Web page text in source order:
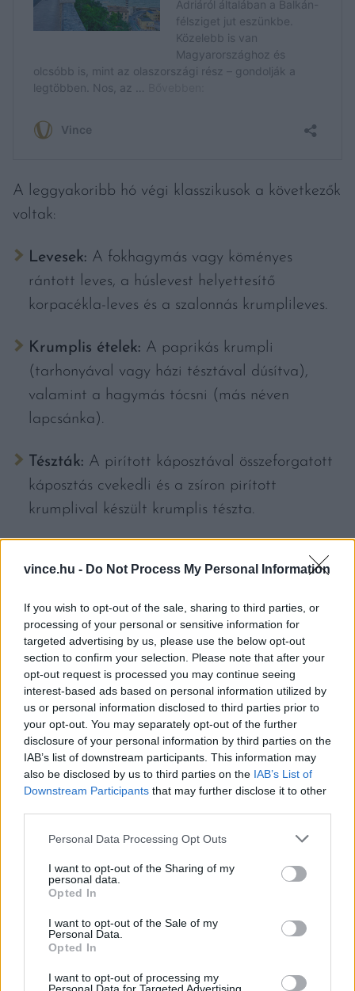
vince.hu - Do Not Process My Personal Information
If you wish to opt-out of the sale, sharing to third parties, or
processing of your personal or sensitive information for
targeted advertising by us, please use the below opt-out
section to confirm your selection. Please note that after your
opt-out request is processed you may continue seeing
interest-based ads based on personal information utilized by
us or personal information disclosed to third parties prior to
your opt-out. You may separately opt-out of the further
disclosure of your personal information by third parties on the
IAB’s list of downstream participants. This information may
also be disclosed by us to third parties on the IAB’s List of
Downstream Participants that may further disclose it to other
Please note that this website/app uses one or more Google
not limited to your visit or usage behaviour. You may click to
grant or deny consent to Google and its third-party tags to
use your data for below specified purposes in below Google
consent section.
Personal Data Processing Opt Outs
I want to opt-out of the Sharing of my
personal data.
Opted In
I want to opt-out of the Sale of my
Personal Data.
Opted In
I want to opt-out of processing my
A leggyakoribb hó végi klasszikusok a következők
voltak:
Levesek: A fokhagymás vagy köményes
rántott leves, a húslevest helyettesítő
korpacékla-leves és a szalonnás krumplileves.
Krumplis ételek: A paprikás krumpli
(tarhonyával vagy házi tésztával dúsítva),
valamint a hagymás tócsni (más néven
lapcsánka).
Tészták: A pirított káposztával összeforgatott
káposztás cvekedli és a zsíron pirított
krumplival készült krumplis tészta.
-főzelék
vagy a szalonnazsírral és tejföllel készített
krumplifőzelék.
Címlapfotó: Umar Farooq / Unsplash